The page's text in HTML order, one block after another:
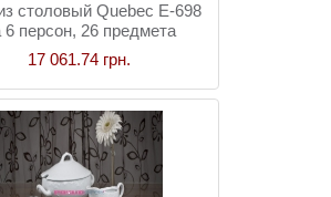
столовый Quebec E-698
6 персон, 26 предмета
17 061.74 грн.